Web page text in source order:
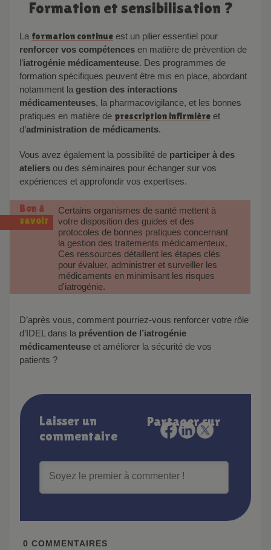
Formation et sensibilisation ?
La formation continue est un pilier essentiel pour
renforcer vos compétences en matière de prévention de
l’iatrogénie médicamenteuse. Des programmes de
formation spécifiques peuvent être mis en place, abordant
notamment lagestion des interactions
médicamenteuses, la pharmacovigilance, et les bonnes
pratiques en matière de prescription infirmière et
d’administration de médicaments.
Vous avez également la possibilité de participer à des
ateliers ou des séminaires pour échanger sur vos
expériences et approfondir vos expertises.
Bon à
savoir
Certains organismes de santé mettent à
votre disposition des guides et des
protocoles de bonnes pratiques concernant
la gestion des traitements médicamenteux.
Ces ressources détaillent les étapes clés
pour évaluer, administrer et surveiller les
médicaments en minimisant les risques
d'iatrogénie.
D’après vous, comment pourriez-vous renforcer votre rôle
d’IDEL dans la prévention de l’iatrogénie
médicamenteuse et améliorer la sécurité de vos
patients ?
Laisser un
commentaire
Partager sur
0 COMMENTAIRES